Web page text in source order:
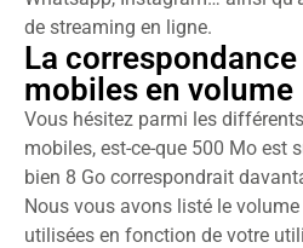
de streaming en ligne.
La
mobiles en volume
Vous hésitez parmi les
mobiles, est-ce-que 500 Mo est
bien 8 Go correspondrait
Nous vous avons listé le
utilisées en fonction de votre